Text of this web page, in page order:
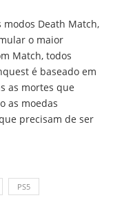
modos Death Match,
o maior
Match, todos
é baseado em
as mortes que
as moedas
precisam de ser
PS5